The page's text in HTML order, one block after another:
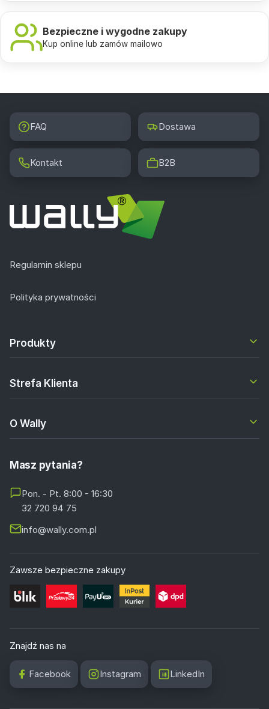
Bezpieczne i wygodne zakupy
Kup online lub zamów mailowo
FAQ Dostawa
Kontakt B2B
Regulamin sklepu
Polityka prywatności
Produkty
Strefa Klienta
O Wally
Masz pytania?
Pon. - Pt. 8:00 - 16:30
32 720 94 75
info@wally.com.pl
Zawsze bezpieczne zakupy
Znajdź nas na
Facebook Instagram LinkedIn